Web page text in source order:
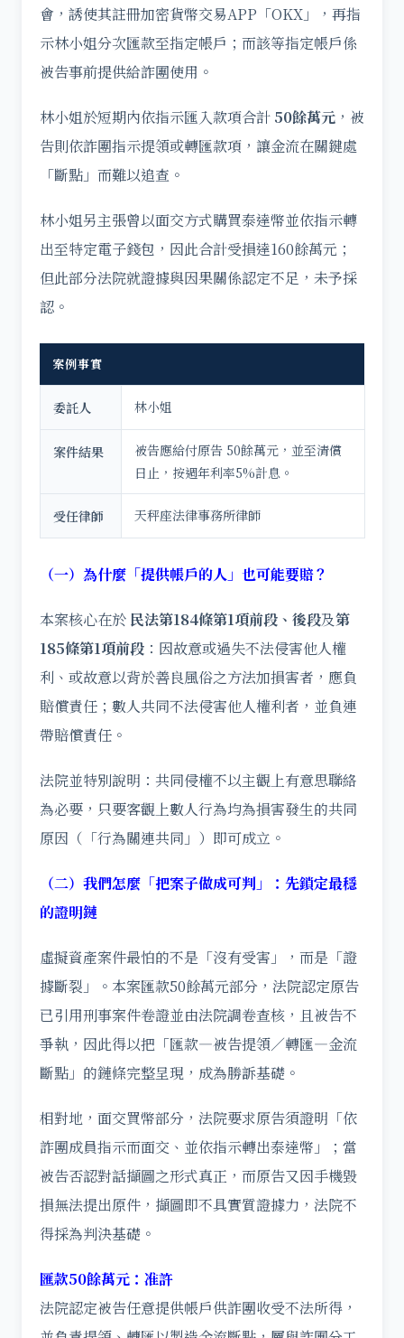
會，誘使其註冊加密貨幣交易APP「OKX」，再指
示林小姐分次匯款至指定帳戶；而該等指定帳戶係
被告事前提供給詐團使用。
林小姐於短期內依指示匯入款項合計 50餘萬元 ，被
告則依詐團指示提領或轉匯款項，讓金流在關鍵處
「斷點」而難以追查。
林小姐另主張曾以面交方式購買泰達幣並依指示轉
出至特定電子錢包，因此合計受損達160餘萬元；
但此部分法院就證據與因果關係認定不足，未予採
認。
案例事實
委託人 林小姐
案件結果
被告應給付原告 50餘萬元，並至清償
日止，按週年利率5%計息。
受任律師 天秤座法律事務所律師
（一）為什麼「提供帳戶的人」也可能要賠？
本案核心在於 民法第184條第1項前段、後段及第
185條第1項前段 ：因故意或過失不法侵害他人權
利、或故意以背於善良風俗之方法加損害者，應負
賠償責任；數人共同不法侵害他人權利者，並負連
帶賠償責任。
法院並特別說明：共同侵權不以主觀上有意思聯絡
為必要，只要客觀上數人行為均為損害發生的共同
原因（「行為關連共同」）即可成立。
（二）我們怎麼「把案子做成可判」：先鎖定最穩
的證明鏈
虛擬資產案件最怕的不是「沒有受害」，而是「證
據斷裂」。本案匯款50餘萬元部分，法院認定原告
已引用刑事案件卷證並由法院調卷查核，且被告不
爭執，因此得以把「匯款—被告提領／轉匯—金流
斷點」的鏈條完整呈現，成為勝訴基礎。
相對地，面交買幣部分，法院要求原告須證明「依
詐團成員指示而面交、並依指示轉出泰達幣」；當
被告否認對話擷圖之形式真正，而原告又因手機毀
損無法提出原件，擷圖即不具實質證據力，法院不
得採為判決基礎。
匯款50餘萬元：准許
法院認定被告任意提供帳戶供詐團收受不法所得，